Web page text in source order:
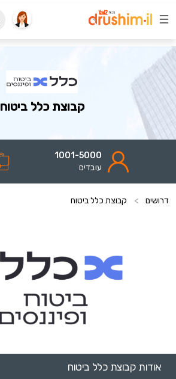
קבוצת כלל ביטוח
1001-5000
עובדים
דרושים > קבוצת כלל ביטוח
אודות קבוצת כלל ביטוח